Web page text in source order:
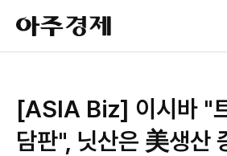
아
주
경
[ASIA Biz] 이시바 "
담판", 닛산은 美생산